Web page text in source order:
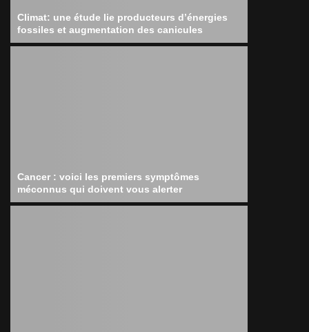
Climat: une étude lie producteurs d’énergies
fossiles et augmentation des canicules
Cancer : voici les premiers symptômes
méconnus qui doivent vous alerter